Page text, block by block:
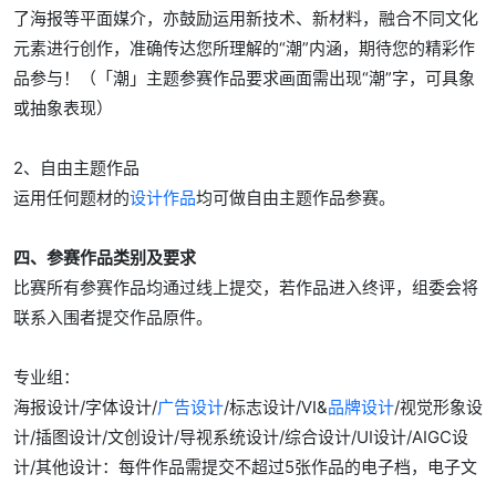
了海报等平面媒介，亦鼓励运用新技术、新材料，融合不同文化
元素进行创作，准确传达您所理解的“潮”内涵，期待您的精彩作
品参与！（「潮」主题参赛作品要求画面需出现“潮”字，可具象
或抽象表现）
2、自由主题作品
运用任何题材的设计作品均可做自由主题作品参赛。
四、参赛作品类别及要求
比赛所有参赛作品均通过线上提交，若作品进入终评，组委会将
联系入围者提交作品原件。
专业组：
海报设计/字体设计/广告设计/标志设计/VI&品牌设计/视觉形象设
计/插图设计/文创设计/导视系统设计/综合设计/UI设计/AIGC设
计/其他设计：每件作品需提交不超过5张作品的电子档，电子文